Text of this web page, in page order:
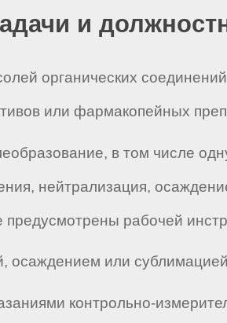
и
органических
или фармакопейных
в том числе
нейтрализация,
рабочей
осаждением или
контрольно-